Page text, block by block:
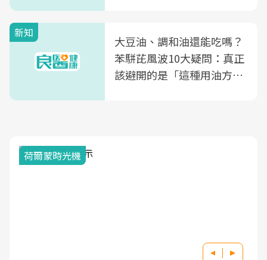
新知
大豆油、調和油還能吃嗎？
苯駢芘風波10大疑問：真正
該避開的是「這種用油方
荷爾蒙時光機